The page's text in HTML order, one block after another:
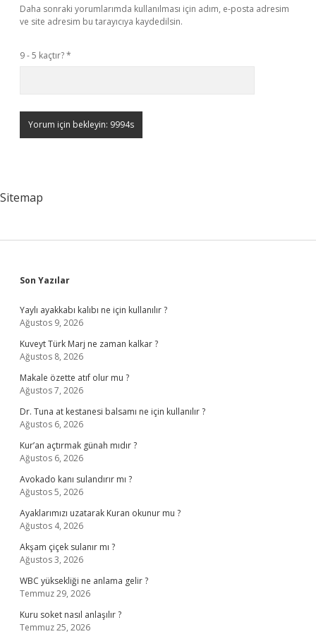
Daha sonraki yorumlarımda kullanılması için adım, e-posta adresim
ve site adresim bu tarayıcıya kaydedilsin.
9 - 5 kaçtır?*
Sitemap
Sidebar
Son Yazılar
Yaylı ayakkabı kalıbı ne için kullanılır ?
Ağustos 9, 2026
Kuveyt Türk Marj ne zaman kalkar ?
Ağustos 8, 2026
Makale özette atıf olur mu ?
Ağustos 7, 2026
Dr. Tuna at kestanesi balsamı ne için kullanılır ?
Ağustos 6, 2026
Kur’an açtırmak günah mıdır ?
Ağustos 6, 2026
Avokado kanı sulandırır mı ?
Ağustos 5, 2026
Ayaklarımızı uzatarak Kuran okunur mu ?
Ağustos 4, 2026
Akşam çiçek sulanır mı ?
Ağustos 3, 2026
WBC yüksekliği ne anlama gelir ?
Temmuz 29, 2026
Kuru soket nasıl anlaşılır ?
Temmuz 25, 2026